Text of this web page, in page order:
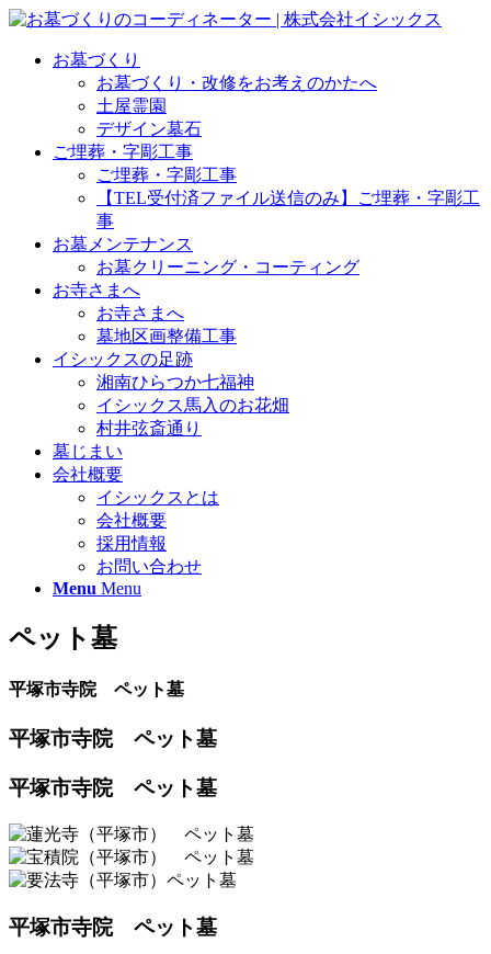
お墓づくり
お墓づくり・改修をお考えのかたへ
土屋霊園
デザイン墓石
ご埋葬・字彫工事
ご埋葬・字彫工事
【TEL受付済ファイル送信のみ】ご埋葬・字彫工
事
お墓メンテナンス
お墓クリーニング・コーティング
お寺さまへ
お寺さまへ
墓地区画整備工事
イシックスの足跡
湘南ひらつか七福神
イシックス馬入のお花畑
村井弦斎通り
墓じまい
会社概要
イシックスとは
会社概要
採用情報
お問い合わせ
Menu Menu
ペット墓
平塚市寺院 ペット墓
平塚市寺院 ペット墓
平塚市寺院 ペット墓
平塚市寺院 ペット墓